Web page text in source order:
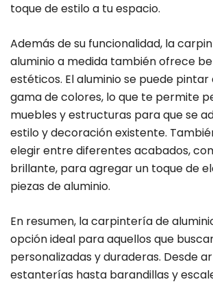
toque de estilo a tu espacio.
Además de su funcionalidad, la
aluminio a medida también ofrece
estéticos. El aluminio se puede
gama de colores, lo que te permite
muebles y estructuras para que se
estilo y decoración existente.
elegir entre diferentes acabados,
brillante, para agregar un toque de
piezas de aluminio.
En resumen, la carpintería de
opción ideal para aquellos que
personalizadas y duraderas. Desde
estanterías hasta barandillas y